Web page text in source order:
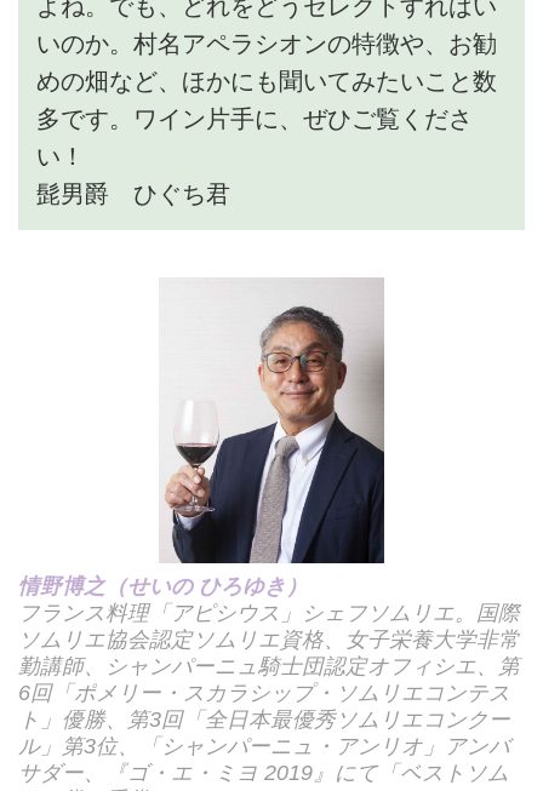
よね。でも、どれをどうセレクトすればい
いのか。村名アペラシオンの特徴や、お勧
めの畑など、ほかにも聞いてみたいこと数
多です。ワイン片手に、ぜひご覧くださ
い！
髭男爵 ひぐち君
情野博之（せいの ひろゆき）
フランス料理「アピシウス」シェフソムリエ。国際
ソムリエ協会認定ソムリエ資格、女子栄養大学非常
勤講師、シャンパーニュ騎士団認定オフィシエ、第
6回「ポメリー・スカラシップ・ソムリエコンテス
ト」優勝、第3回「全日本最優秀ソムリエコンクー
ル」第3位、「シャンパーニュ・アンリオ」アンバ
サダー、『ゴ・エ・ミヨ 2019』にて「ベストソム